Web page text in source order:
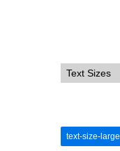
Text Sizes
text-size-large